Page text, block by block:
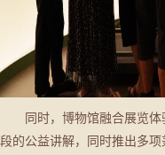
同时，博物馆融合展览体
段的公益讲解，同时推出多